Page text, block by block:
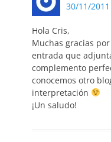
30/11/
Hola Cris,
Muchas gracias
entrada que
complemento
conocemos otro
interpretación
¡Un saludo!